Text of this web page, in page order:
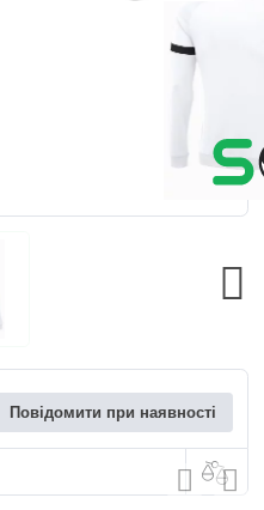
Повідомити при наявності